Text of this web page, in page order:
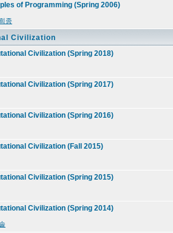
of Programming (Spring 2006)
종
Civilization
Civilization (Spring 2018)
Civilization (Spring 2017)
Civilization (Spring 2016)
Civilization (Fall 2015)
Civilization (Spring 2015)
Civilization (Spring 2014)